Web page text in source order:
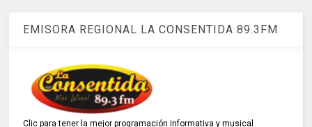
EMISORA REGIONAL LA CONSENTIDA 89.3FM
Clic para tener la mejor programación informativa y musical